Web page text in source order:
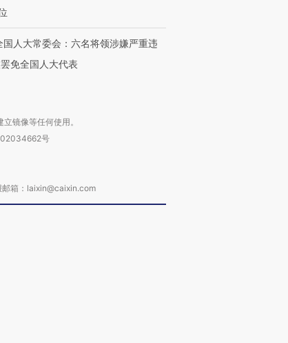
国人大常委会：六名将领涉嫌严重违
免全国人大代表
镜像等任何使用。
号
箱：laixin@caixin.com